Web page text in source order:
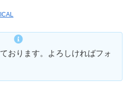
おります。よろしければフォ